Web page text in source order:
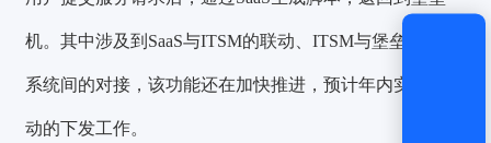
机。其中涉及到SaaS与ITSM的联动、ITSM与堡垒机不同
系统间的对接，该功能还在加快推进，预计年内实现全自
动的下发工作。